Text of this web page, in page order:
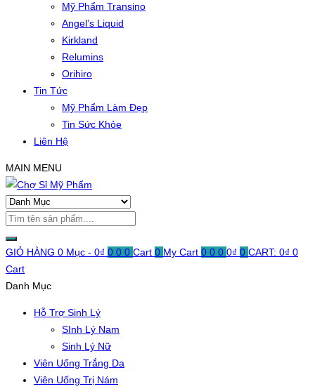
Mỹ Phẩm Transino
Angel’s Liquid
Kirkland
Relumins
Orihiro
Tin Tức
Mỹ Phẩm Làm Đẹp
Tin Sức Khỏe
Liên Hệ
MAIN MENU
GIỎ HÀNG 0 Mục - 0₫ 0 0 0 Cart 0 My Cart 0 0 0 0₫ 0 CART: 0₫ 0
Cart
Danh Mục
Hỗ Trợ Sinh Lý
SInh Lý Nam
Sinh Lý Nữ
Viên Uống Trắng Da
Viên Uống Trị Nám